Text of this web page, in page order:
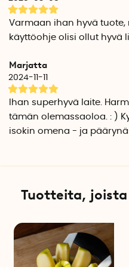
Varmaan ihan hyvä
käyttöohje olisi ollut hyvä
Marjatta
2024-11-11
Ihan superhyvä laite.
tämän olemassaoloa. : )
isokin omena - ja
Tuotteita,